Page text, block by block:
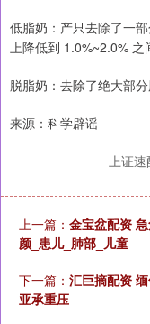
低脂奶：产只去除了一
上降低到 1.0%~2.0% 之
脱脂奶：去除了绝大部
来源：科学辟谣
上证
上一篇： 金宝盆配资
颜_患儿_肺部_儿童
下一篇： 汇巨摘配资
亚承重压